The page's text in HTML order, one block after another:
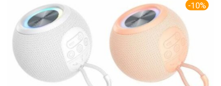
-10%